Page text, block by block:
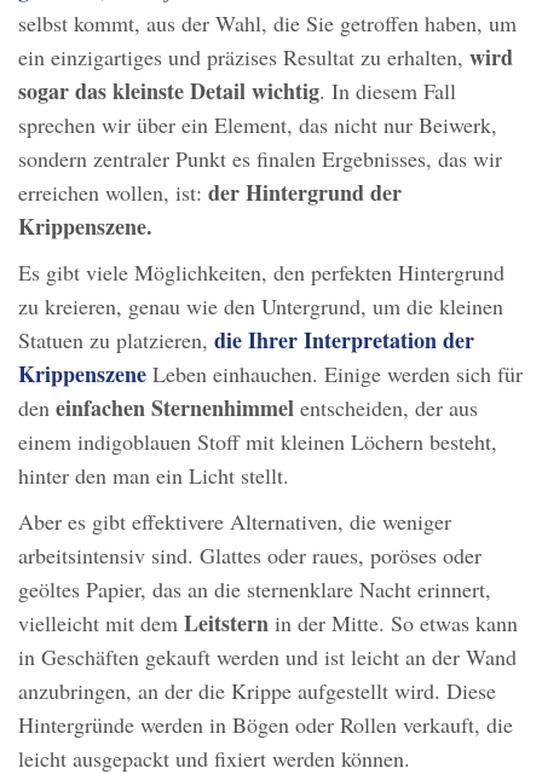
selbst kommt, aus der Wahl, die Sie getroffen haben, um
ein einzigartiges und präzises Resultat zu erhalten, wird
sogar das kleinste Detail wichtig. In diesem Fall
sprechen wir über ein Element, das nicht nur Beiwerk,
sondern zentraler Punkt es finalen Ergebnisses, das wir
erreichen wollen, ist: der Hintergrund der
Krippenszene.
Es gibt viele Möglichkeiten, den perfekten Hintergrund
zu kreieren, genau wie den Untergrund, um die kleinen
Statuen zu platzieren, die Ihrer Interpretation der
Krippenszene Leben einhauchen. Einige werden sich für
den einfachenSternenhimmel entscheiden, der aus
einem indigoblauen Stoff mit kleinen Löchern besteht,
hinter den man ein Licht stellt.
Aber es gibt effektivere Alternativen, die weniger
arbeitsintensiv sind. Glattes oder raues, poröses oder
geöltes Papier, das an die sternenklare Nacht erinnert,
vielleicht mit dem Leitstern in der Mitte. So etwas kann
in Geschäften gekauft werden und ist leicht an der Wand
anzubringen, an der die Krippe aufgestellt wird. Diese
Hintergründe werden in Bögen oder Rollen verkauft, die
leicht ausgepackt und fixiert werden können.